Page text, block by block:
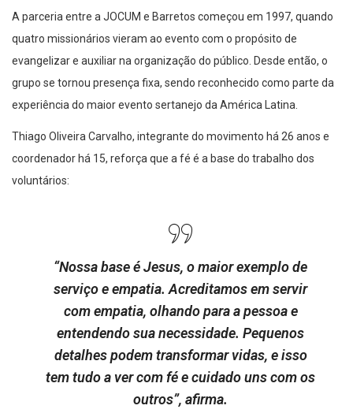
A parceria entre a JOCUM e Barretos começou em 1997, quando
quatro missionários vieram ao evento com o propósito de
evangelizar e auxiliar na organização do público. Desde então, o
grupo se tornou presença fixa, sendo reconhecido como parte da
experiência do maior evento sertanejo da América Latina.
Thiago Oliveira Carvalho, integrante do movimento há 26 anos e
coordenador há 15, reforça que a fé é a base do trabalho dos
voluntários:
“Nossa base é Jesus, o maior exemplo de
serviço e empatia. Acreditamos em servir
com empatia, olhando para a pessoa e
entendendo sua necessidade. Pequenos
detalhes podem transformar vidas, e isso
tem tudo a ver com fé e cuidado uns com os
outros”, afirma.